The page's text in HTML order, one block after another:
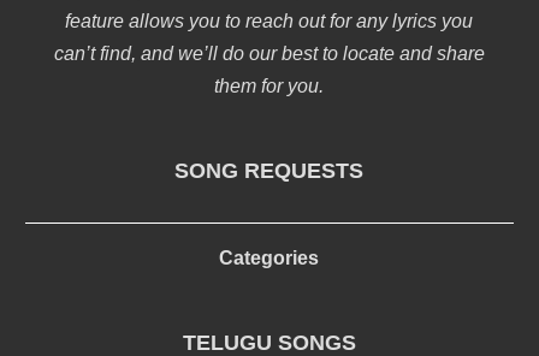
feature allows you to reach out for any lyrics you
can’t find, and we’ll do our best to locate and share
them for you.
SONG REQUESTS
Categories
TELUGU SONGS